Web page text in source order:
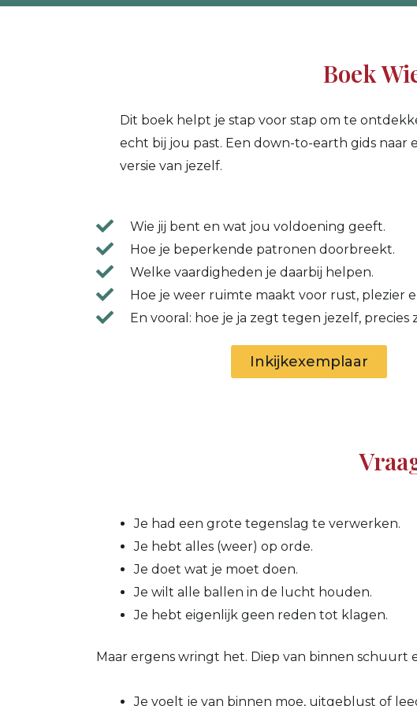
Boek
Dit boek helpt je stap voor stap om te
echt bij jou past. Een down-to-earth gids naar
versie van jezelf.
Wie jij bent en wat jou voldoening geeft.
Hoe je beperkende patronen doorbreekt.
Welke vaardigheden je daarbij helpen.
Hoe je weer ruimte maakt voor rust, plezier
En vooral: hoe je ja zegt tegen jezelf, precies
Inkijkexemplaar
Je had een grote tegenslag te verwerken.
Je hebt alles (weer) op orde.
Je doet wat je moet doen.
Je wilt alle ballen in de lucht houden.
Je hebt eigenlijk geen reden tot klagen.
Maar ergens wringt het. Diep van binnen schuurt
Je voelt je van binnen moe, uitgeblust of